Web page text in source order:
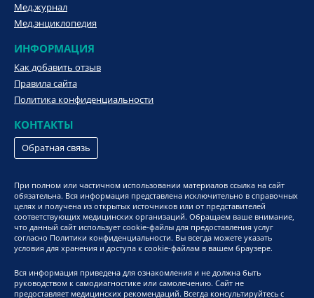
Мед.журнал
Мед.энциклопедия
ИНФОРМАЦИЯ
Как добавить отзыв
Правила сайта
Политика конфиденциальности
КОНТАКТЫ
Обратная связь
При полном или частичном использовании материалов ссылка на сайт
обязательна. Вся информация представлена исключительно в справочных
целях и получена из открытых источников или от представителей
соответствующих медицинских организаций. Обращаем ваше внимание,
что данный сайт использует cookie-файлы для предоставления услуг
согласно Политики конфиденциальности. Вы всегда можете указать
условия для хранения и доступа к cookie-файлам в вашем браузере.
Вся информация приведена для ознакомления и не должна быть
руководством к самодиагностике или самолечению. Сайт не
предоставляет медицинских рекомендаций. Всегда консультируйтесь с